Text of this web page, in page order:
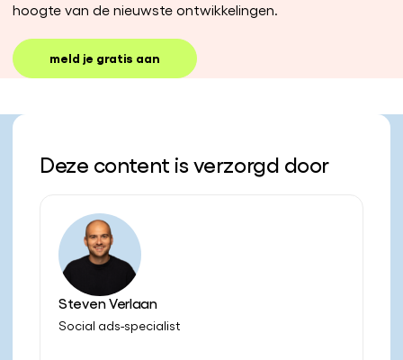
hoogte van de nieuwste ontwikkelingen.
meld je gratis aan
Deze content is verzorgd door
Steven Verlaan
Social ads-specialist